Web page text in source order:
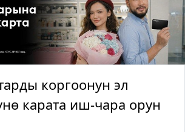
коргоонун эл
карата иш-чара орун